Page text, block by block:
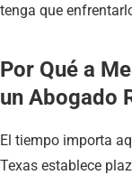
tenga que
Por Qué a
un Abogado
El tiempo importa
Texas establece